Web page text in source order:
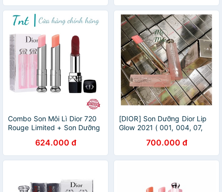
Combo Son Môi Lì Dior 720
Rouge Limited + Son Dưỡng
624.000 đ
[DIOR] Son Dưỡng Dior Lip
Glow 2021 ( 001, 004, 07,
700.000 đ